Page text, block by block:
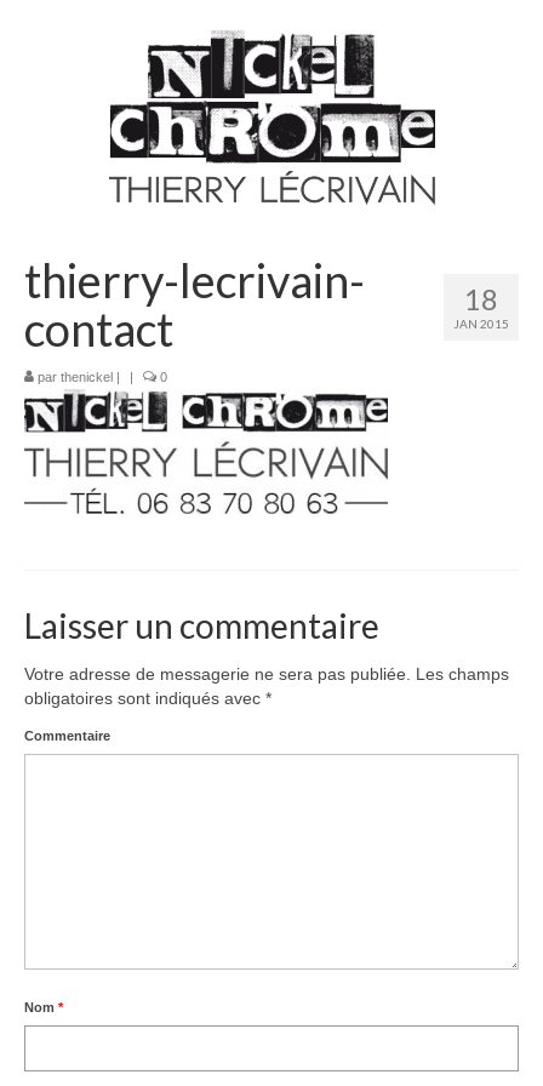
18
JAN 2015
thierry-lecrivain-
contact
par thenickel | | 0
Laisser un commentaire
Votre adresse de messagerie ne sera pas publiée.
Les champs
obligatoires sont indiqués avec *
Commentaire
Nom *